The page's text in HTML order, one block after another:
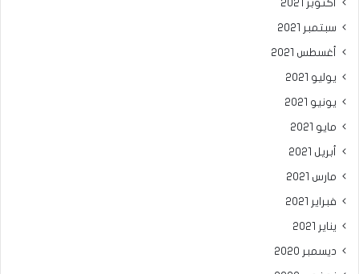
أكتوبر 2021
سبتمبر 2021
أغسطس 2021
يوليو 2021
يونيو 2021
مايو 2021
أبريل 2021
مارس 2021
فبراير 2021
يناير 2021
ديسمبر 2020